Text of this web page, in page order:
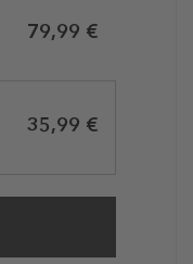
79,99 €
35,99 €